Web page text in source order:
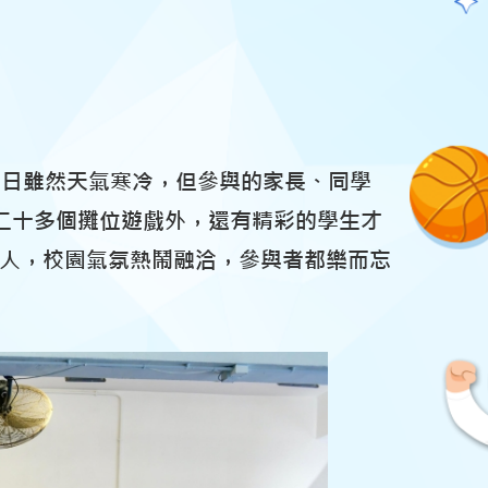
雖然天氣寒冷，但參與的家長、同學
多個攤位遊戲外，還有精彩的學生才
，校園氣氛熱鬧融洽，參與者都樂而忘